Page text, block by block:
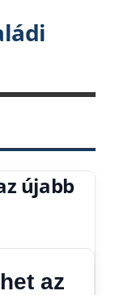
újabb
az